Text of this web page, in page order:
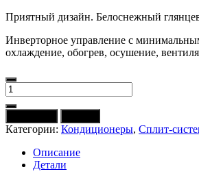
Приятный дизайн. Белоснежный
Инверторное управление с
охлаждение, обогрев, осушение,
Количество
товара
Кондиционер
GREE
Pular
Inverter
Arctic
Категории: Кондиционеры, Сплит-
Описание
Детали